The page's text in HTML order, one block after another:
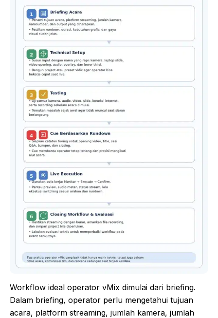
Workflow ideal operator vMix dimulai dari briefing.
Dalam briefing, operator perlu mengetahui tujuan
acara, platform streaming, jumlah kamera, jumlah